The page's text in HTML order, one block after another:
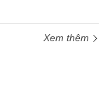
Xem thêm